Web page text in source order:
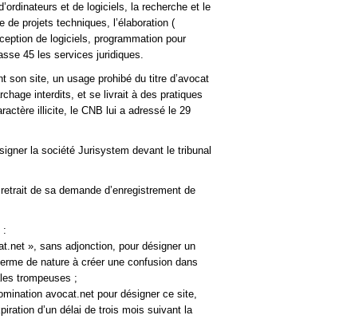
et de logiciels, la recherche et le
de projets techniques, l’élaboration (
de logiciels, programmation pour
45 les services juridiques.
son site, un usage prohibé du titre d’avocat
interdits, et se livrait à des pratiques
illicite, le CNB lui a adressé le 29
la société Jurisystem devant le tribunal
de sa demande d’enregistrement de
:
», sans adjonction, pour désigner un
de nature à créer une confusion dans
trompeuses ;
avocat.net pour désigner ce site,
d’un délai de trois mois suivant la